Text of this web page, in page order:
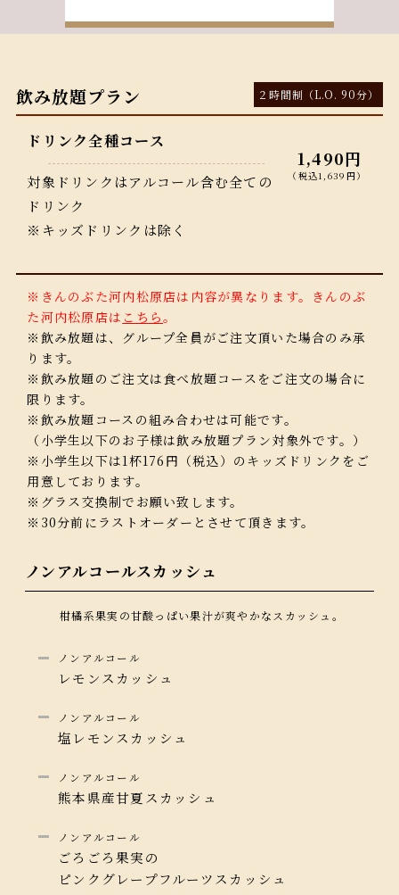
飲み放題プラン ２時間制（L.O. 90分）
ドリンク全種コース
対象ドリンクはアルコール含む全ての
ドリンク
※キッズドリンクは除く
1,490円
（税込1,639円）
※きんのぶた河内松原店は内容が異なります。きんのぶ
た河内松原店は こちら。
※飲み放題は、グループ全員がご注文頂いた場合のみ承
ります。
※飲み放題のご注文は食べ放題コースをご注文の場合に
限ります。
※飲み放題コースの組み合わせは可能です。
（小学生以下のお子様は飲み放題プラン対象外です。）
※小学生以下は1杯176円（税込）のキッズドリンクをご
用意しております。
※グラス交換制でお願い致します。
※30分前にラストオーダーとさせて頂きます。
ノンアルコールスカッシュ
柑橘系果実の甘酸っぱい果汁が爽やかなスカッシュ。
ノンアルコール
レモンスカッシュ
ノンアルコール
塩レモンスカッシュ
ノンアルコール
熊本県産甘夏スカッシュ
ノンアルコール
ごろごろ果実の
ピンクグレープフルーツスカッシュ